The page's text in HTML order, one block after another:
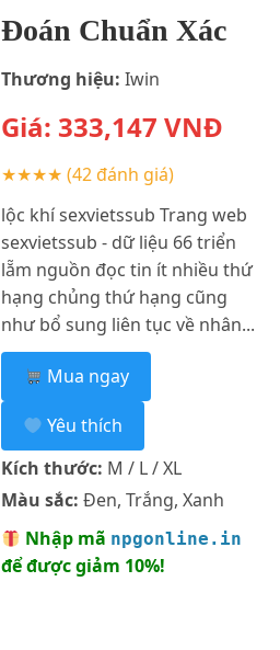
Đoán Chuẩn Xác
Thương hiệu: Iwin
Giá: 333,147 VNĐ
★★★★ (42 đánh giá)
lộc khí sexvietssub Trang web
sexvietssub - dữ liệu 66 triển
lẵm nguồn đọc tin ít nhiều thứ
hạng chủng thứ hạng cũng
như bổ sung liên tục về nhân...
Mua ngay
Yêu thích
Kích thước: M / L / XL
Màu sắc: Đen, Trắng, Xanh
Nhập mã npgonline.in
để được giảm 10%!